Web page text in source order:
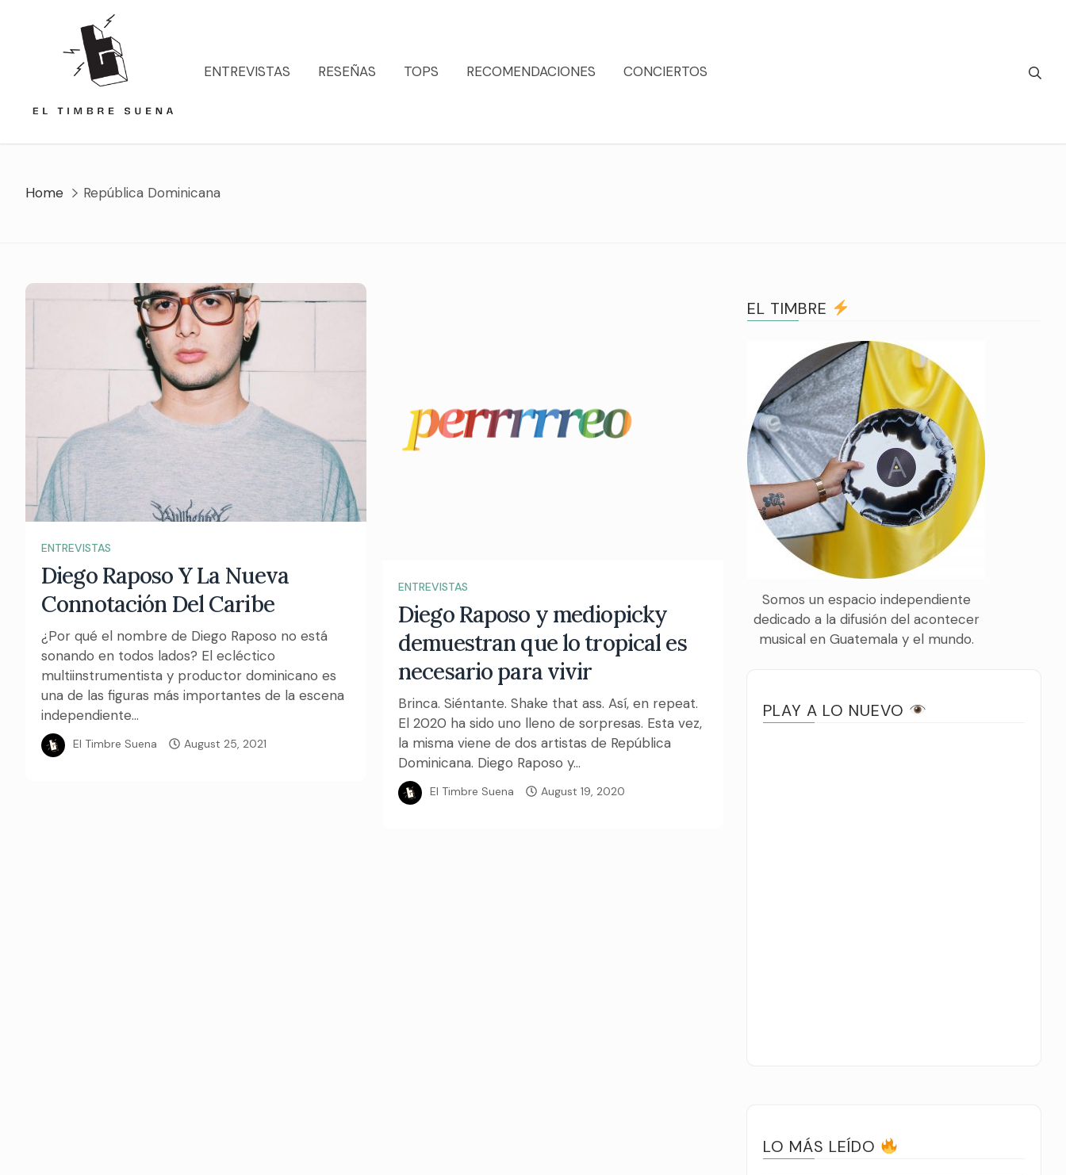
ENTREVISTAS
RESEÑAS TOPS RECOMENDACIONES CONCIERTOS
Home República Dominicana
ENTREVISTAS
Diego Raposo Y La Nueva
Connotación Del Caribe
¿Por qué el nombre de Diego Raposo no está
sonando en todos lados? El ecléctico
multiinstrumentista y productor dominicano es
una de las figuras más importantes de la escena
independiente...
El Timbre Suena August 25, 2021
ENTREVISTAS
Diego Raposo y mediopicky
demuestran que lo tropical es
necesario para vivir
Brinca. Siéntante. Shake that ass. Así, en repeat.
El 2020 ha sido uno lleno de sorpresas. Esta vez,
la misma viene de dos artistas de República
Dominicana. Diego Raposo y...
El Timbre Suena August 19, 2020
EL TIMBRE
Somos un espacio independiente
dedicado a la difusión del acontecer
musical en Guatemala y el mundo.
PLAY A LO NUEVO
LO MÁS LEÍDO